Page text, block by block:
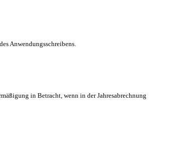
Anwendungsschreibens.
in Betracht, wenn in der Jahresabrechnung